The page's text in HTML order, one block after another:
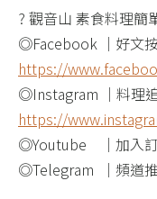
? 觀音山 素食料理簡
◎Facebook ｜好文
https://
◎Instagram ｜料理
https://
◎Youtube ​ ​ ​ ｜加入
◎Telegram ​ ｜頻道